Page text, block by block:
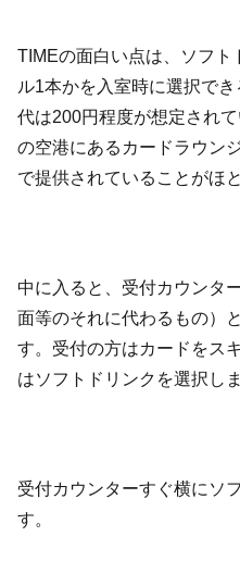
TIMEの面白い点は、ソフト
ル1本かを入室時に選択で
代は200円程度が想定され
の空港にあるカードラウン
で提供されていることがほ
中に入ると、受付カウンタ
面等のそれに代わるもの）
す。受付の方はカードをス
はソフトドリンクを選択しま
受付カウンターすぐ横にソ
す。